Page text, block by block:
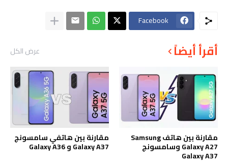
Facebook
أقرأ أيضاً عرض الكل
مقارنة بين هاتف Samsung
Galaxy A27 وسامسونج
Galaxy A37
مقارنة بين هاتفي سامسونج
Galaxy A37 و Galaxy A36